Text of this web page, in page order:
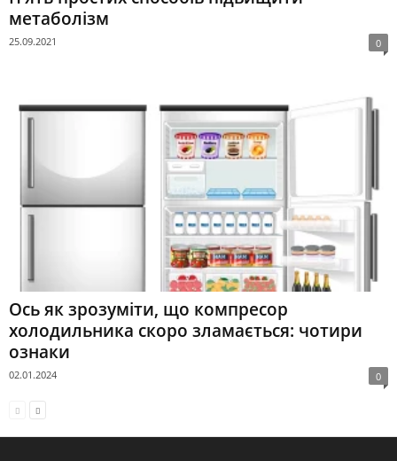
метаболізм
25.09.2021 0
Ось як зрозуміти, що компресор
холодильника скоро зламається: чотири
ознаки
02.01.2024 0